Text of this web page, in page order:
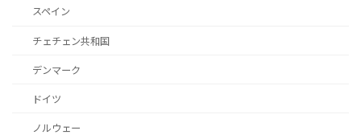
スペイン
チェチェン共和国
デンマーク
ドイツ
ノルウェー